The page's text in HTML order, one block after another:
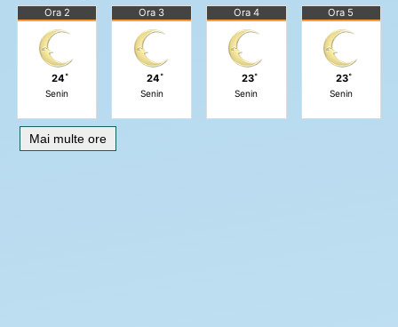
Ora 2
24˚
Senin
Ora 3
24˚
Senin
Ora 4
23˚
Senin
Ora 5
23˚
Senin
Mai multe ore